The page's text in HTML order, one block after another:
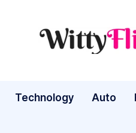
W
ty
Tech
Technology Auto